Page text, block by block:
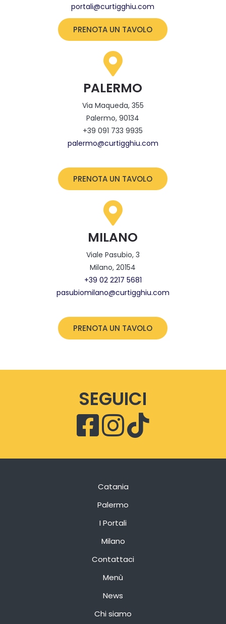
portali@curtigghiu.com
PRENOTA UN TAVOLO
PALERMO
Via Maqueda, 355
Palermo, 90134
+39 091 733 9935
palermo@curtigghiu.com
PRENOTA UN TAVOLO
MILANO
Viale Pasubio, 3
Milano, 20154
‎+39 02 2217 5681
pasubiomilano@curtigghiu.com
PRENOTA UN TAVOLO
SEGUICI
Catania
Palermo
I Portali
Milano
Contattaci
Menù
News
Chi siamo